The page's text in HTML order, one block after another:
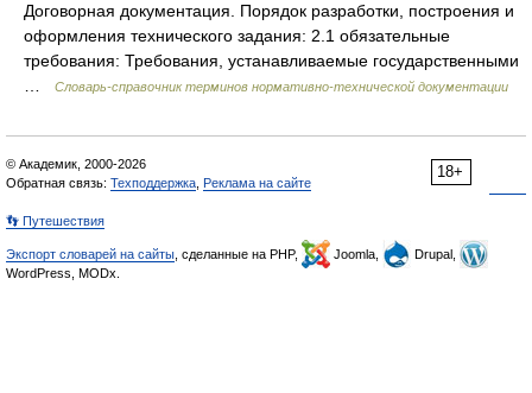
Договорная документация. Порядок разработки, построения и
оформления технического задания: 2.1 обязательные
требования: Требования, устанавливаемые государственными
Словарь-справочник терминов нормативно-технической документации
18+
© Академик, 2000-2026
Обратная связь: Техподдержка Реклама на сайте
👣 Путешествия
Экспорт словарей на сайты , сделанные на PHP, Joomla,
Drupal,
WordPress, MODx.